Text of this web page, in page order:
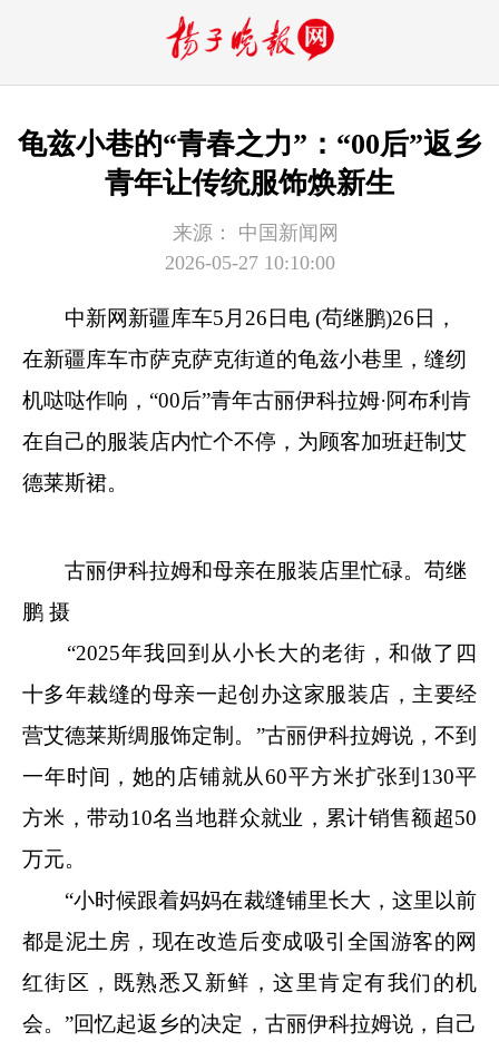
龟兹小巷的“青春之力”：“00后”返乡
青年让传统服饰焕新生
来源：
中国新闻网
2026-05-27 10:10:00
中新网新疆库车5月26日电 (苟继鹏)26日，
在新疆库车市萨克萨克街道的龟兹小巷里，缝纫
机哒哒作响，“00后”青年古丽伊科拉姆·阿布利肯
在自己的服装店内忙个不停，为顾客加班赶制艾
德莱斯裙。
古丽伊科拉姆和母亲在服装店里忙碌。苟继
鹏 摄
“2025年我回到从小长大的老街，和做了四
十多年裁缝的母亲一起创办这家服装店，主要经
营艾德莱斯绸服饰定制。”古丽伊科拉姆说，不到
一年时间，她的店铺就从60平方米扩张到130平
方米，带动10名当地群众就业，累计销售额超50
万元。
“小时候跟着妈妈在裁缝铺里长大，这里以前
都是泥土房，现在改造后变成吸引全国游客的网
红街区，既熟悉又新鲜，这里肯定有我们的机
会。”回忆起返乡的决定，古丽伊科拉姆说，自己